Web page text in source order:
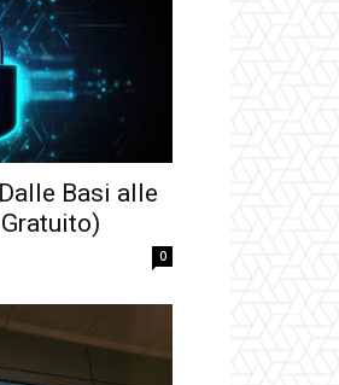
Basi alle
0